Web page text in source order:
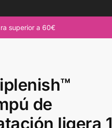
superior a 60€
de
ligera